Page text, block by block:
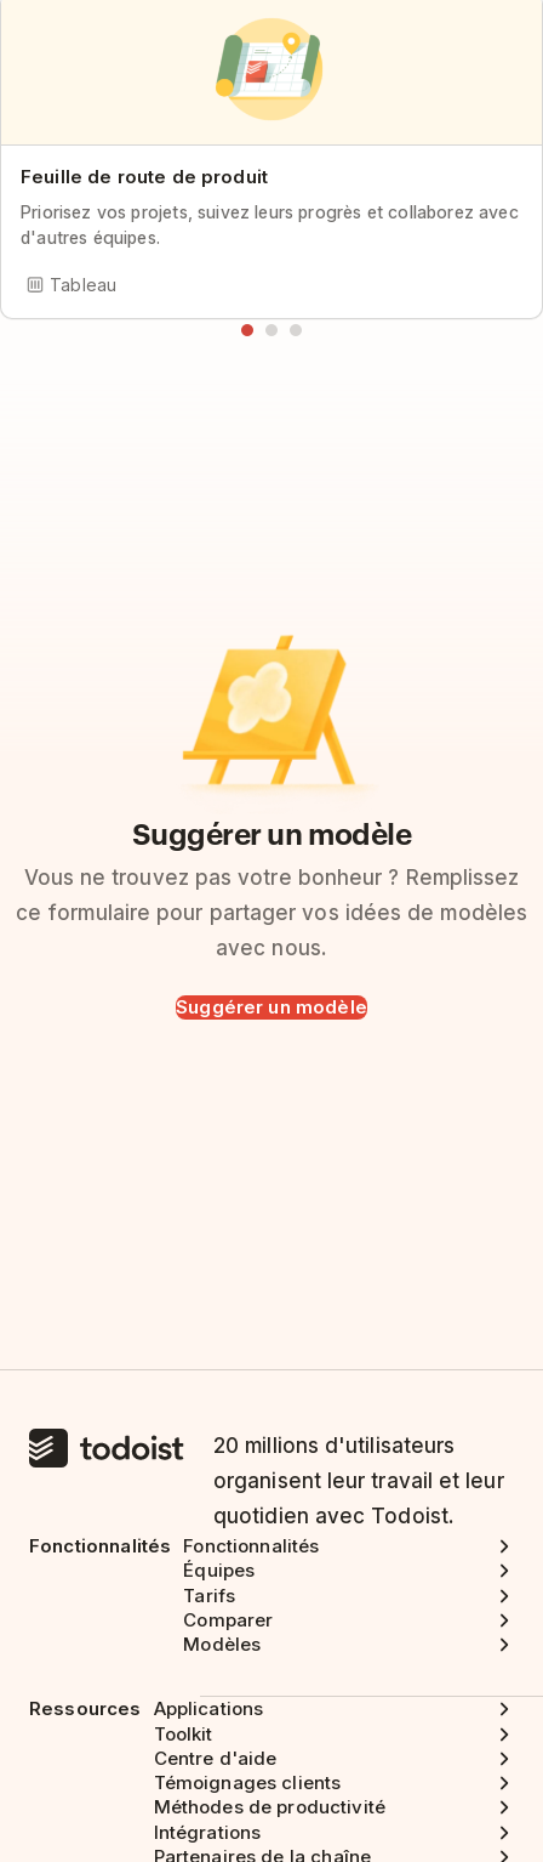
Feuille de route de produit
Priorisez vos projets, suivez leurs progrès et collaborez avec
d'autres équipes.
Tableau
Suggérer un modèle
Vous ne trouvez pas votre bonheur ? Remplissez
ce formulaire pour partager vos idées de modèles
avec nous.
Suggérer un modèle
20 millions d'utilisateurs
organisent leur travail et leur
quotidien avec Todoist.
Fonctionnalités
Fonctionnalités
Équipes
Tarifs
Comparer
Modèles
Ressources
Applications
Toolkit
Centre d'aide
Témoignages clients
Méthodes de productivité
Intégrations
Partenaires de la chaîne